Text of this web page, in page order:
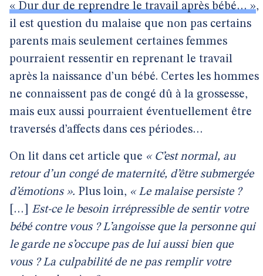
« Dur dur de reprendre le travail après bébé… »,
il est question du malaise que non pas certains
parents mais seulement certaines femmes
pourraient ressentir en reprenant le travail
après la naissance d’un bébé. Certes les hommes
ne connaissent pas de congé dû à la grossesse,
mais eux aussi pourraient éventuellement être
traversés d’affects dans ces périodes…
On lit dans cet article que « C’est normal, au
retour d’un congé de maternité, d’être submergée
d’émotions ». Plus loin, « Le malaise persiste ?
[…]
Est-ce le besoin irrépressible de sentir votre
bébé contre vous ? L’angoisse que la personne qui
le garde ne s’occupe pas de lui aussi bien que
vous ? La culpabilité de ne pas remplir votre